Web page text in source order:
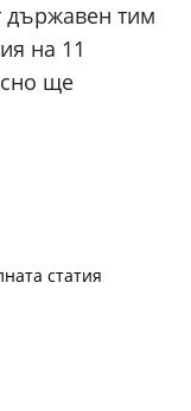
държавен тим
на 11
ще
статия